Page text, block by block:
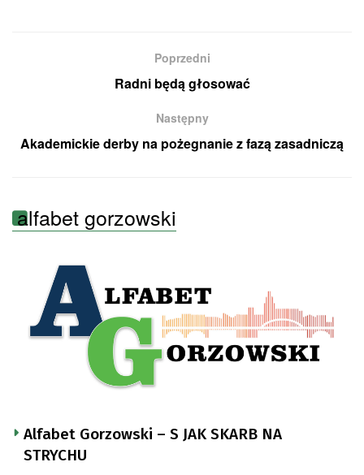
Poprzedni
Radni będą głosować
Następny
Akademickie derby na pożegnanie z fazą zasadniczą
alfabet gorzowski
Alfabet Gorzowski – S JAK SKARB NA
STRYCHU